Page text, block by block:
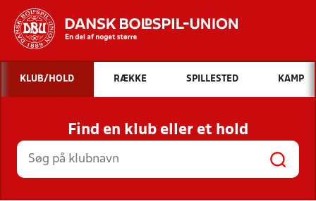
Hvad vil du søge efter?
INDHOLD OG NYHEDER
STILLINGER, RESULTATER, KLUBBER OG
HOLD
KLUB/HOLD RÆKKE SPILLESTED KAMP
Find en klub eller et hold